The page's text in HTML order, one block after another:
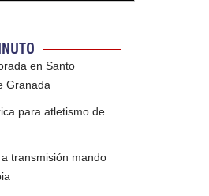
en Santo
Granada
para atletismo de
transmisión mando